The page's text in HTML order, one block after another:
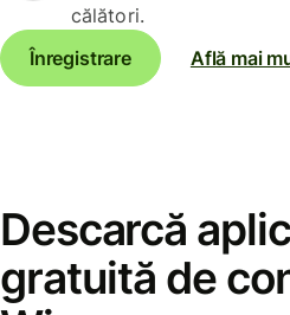
călători.
Înregistrare
Află mai
Descarcă
gratuită de